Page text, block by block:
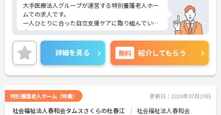
大手医療法人グループが運営する特別養護老人ホー
ムでの求人です。
一人ひとりに合った自立支援ケアに取り組んでいま
す。
母体の安定感からお休みを取得しやすく、有給休暇
の消化率も高いのでプライベートの時間も大切にし
て頂きながら業務にあたることができます。ご興味
のある方はお気軽にお問い合わせ下さいませ。
詳細を見る 無料 紹介してもらう
特別養護老人ホーム（特養） 更新日：2026年07月29日
社会福祉法人春和会タムスさくらの杜春江 社会福祉法人春和会